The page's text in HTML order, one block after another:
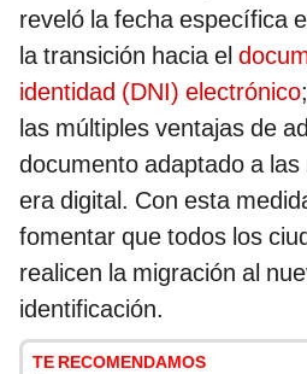
reveló la fecha específica
la transición hacia el
identidad (DNI) electrónico
las múltiples ventajas de
documento adaptado a
era digital. Con esta
fomentar que todos los
realicen la migración al
identificación.
TE RECOMENDAMOS